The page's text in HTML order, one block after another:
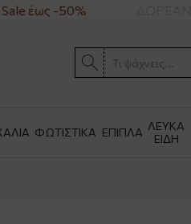
έως -50% ΔΩΡΕΑΝ
ΦΩΤΙΣΤΙΚΑ ΕΠΙΠΛΑ ΛΕΥΚΑ
ΕΙΔΗ